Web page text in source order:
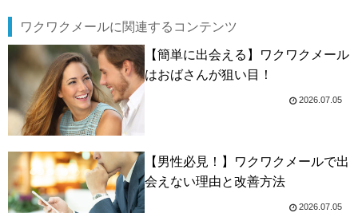
ワクワクメールに関連するコンテンツ
【簡単に出会える】ワクワクメール
はおばさんが狙い目！
2026.07.05
【男性必見！】ワクワクメールで出
会えない理由と改善方法
2026.07.05